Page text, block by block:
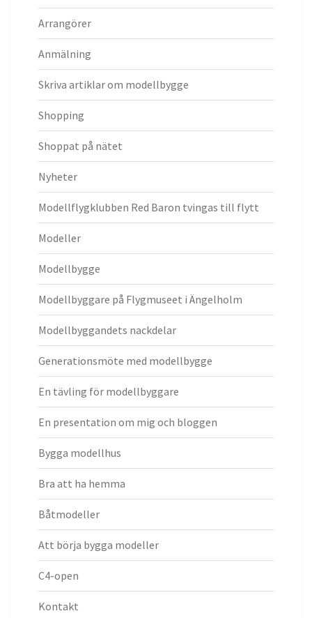
Arrangörer
Anmälning
Skriva artiklar om modellbygge
Shopping
Shoppat på nätet
Nyheter
Modellflygklubben Red Baron tvingas till flytt
Modeller
Modellbygge
Modellbyggare på Flygmuseet i Ängelholm
Modellbyggandets nackdelar
Generationsmöte med modellbygge
En tävling för modellbyggare
En presentation om mig och bloggen
Bygga modellhus
Bra att ha hemma
Båtmodeller
Att börja bygga modeller
C4-open
Kontakt